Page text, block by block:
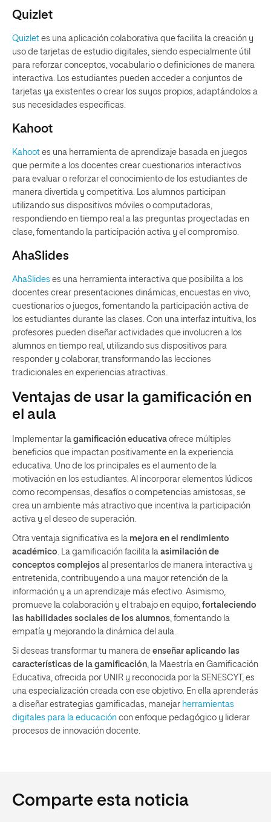
Quizlet
Quizlet es una aplicación colaborativa que facilita la creación y
uso de tarjetas de estudio digitales, siendo especialmente útil
para reforzar conceptos, vocabulario o definiciones de manera
interactiva. Los estudiantes pueden acceder a conjuntos de
tarjetas ya existentes o crear los suyos propios, adaptándolos a
sus necesidades específicas.
Kahoot
Kahoot es una herramienta de aprendizaje basada en juegos
que permite a los docentes crear cuestionarios interactivos
para evaluar o reforzar el conocimiento de los estudiantes de
manera divertida y competitiva. Los alumnos participan
utilizando sus dispositivos móviles o computadoras,
respondiendo en tiempo real a las preguntas proyectadas en
clase, fomentando la participación activa y el compromiso.
AhaSlides
AhaSlides es una herramienta interactiva que posibilita a los
docentes crear presentaciones dinámicas, encuestas en vivo,
cuestionarios o juegos, fomentando la participación activa de
los estudiantes durante las clases. Con una interfaz intuitiva, los
profesores pueden diseñar actividades que involucren a los
alumnos en tiempo real, utilizando sus dispositivos para
responder y colaborar, transformando las lecciones
tradicionales en experiencias atractivas.
Ventajas de usar la gamificación en
el aula
Implementar la gamificación educativa ofrece múltiples
beneficios que impactan positivamente en la experiencia
educativa. Uno de los principales es el aumento de la
motivación en los estudiantes. Al incorporar elementos lúdicos
como recompensas, desafíos o competencias amistosas, se
crea un ambiente más atractivo que incentiva la participación
activa y el deseo de superación.
Otra ventaja significativa es la mejora en el rendimiento
académico . La gamificación facilita la asimilación de
conceptos complejos al presentarlos de manera interactiva y
entretenida, contribuyendo a una mayor retención de la
información y a un aprendizaje más efectivo. Asimismo,
promueve la colaboración y el trabajo en equipo, fortaleciendo
las habilidades sociales de los alumnos , fomentando la
empatía y mejorando la dinámica del aula.
Si deseas transformar tu manera de enseñar aplicando las
características de la gamificación , la Maestría en Gamificación
Educativa, ofrecida por UNIR y reconocida por la SENESCYT, es
una especialización creada con ese objetivo. En ella aprenderás
a diseñar estrategias gamificadas, manejar herramientas
digitales para la educación con enfoque pedagógico y liderar
procesos de innovación docente.
Comparte esta noticia